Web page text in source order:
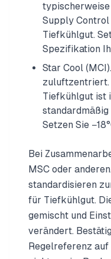
typischerweise
Supply
Tiefkühlgut.
Spezifikation
Star Cool
zuluftzentriert.
Tiefkühlgut ist
Setzen Sie
Bei
MSC oder
standardisieren
für Tiefkühlgut.
gemischt und
verändert.
Regelreferenz auf